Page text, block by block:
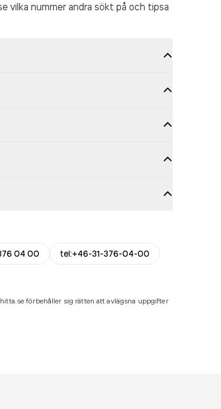
vilka nummer andra sökt på och tipsa
04 00
tel:+46-31-376-04-00
förbehåller sig rätten att avlägsna uppgifter